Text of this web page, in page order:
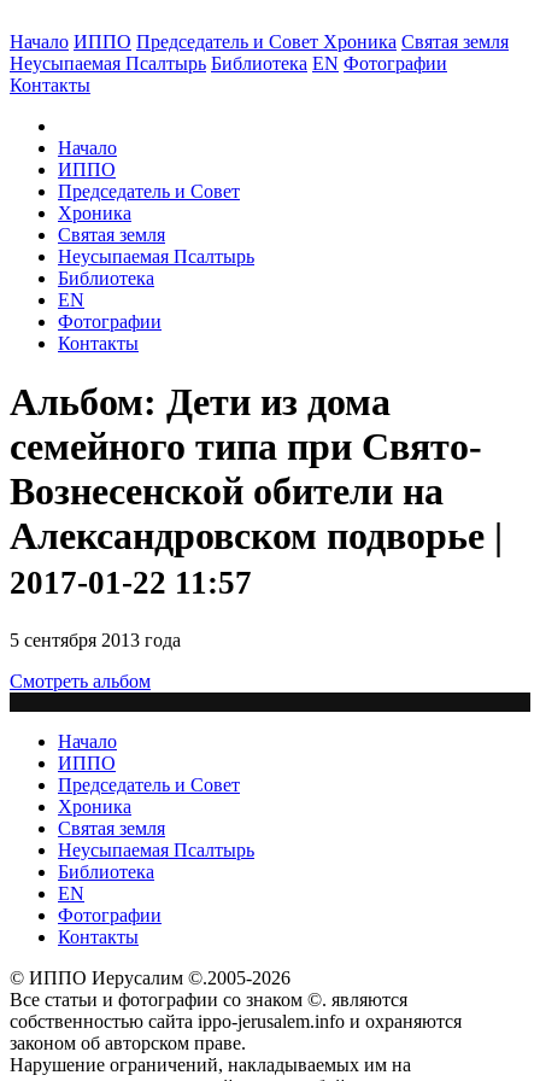
Начало ИППО Председатель и Совет Хроника Святая земля
Неусыпаемая Псалтырь Библиотека EN Фотографии
Контакты
Начало
ИППО
Председатель и Совет
Хроника
Святая земля
Неусыпаемая Псалтырь
Библиотека
EN
Фотографии
Контакты
Альбом: Дети из дома
семейного типа при Свято-
Вознесенской обители на
Александровском подворье |
2017-01-22 11:57
5 сентября 2013 года
Смотреть альбом
Начало
ИППО
Председатель и Совет
Хроника
Святая земля
Неусыпаемая Псалтырь
Библиотека
EN
Фотографии
Контакты
© ИППО Иерусалим ©.2005-2026
Все статьи и фотографии со знаком ©. являются
собственностью сайта ippo-jerusalem.info и охраняются
законом об авторском праве.
Нарушение ограничений, накладываемых им на